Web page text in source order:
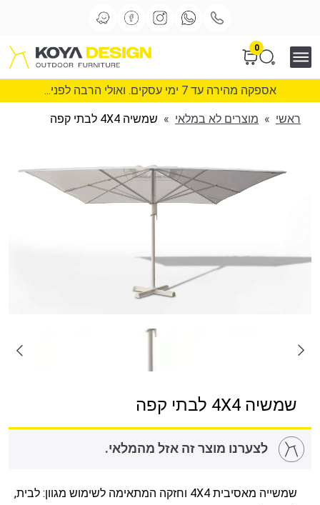
0
אספקה מהירה עד 7 ימי עסקים. ואולי הרבה לפני...
ראשי » מוצרים לא במלאי » שמשיה 4X4 לבתי קפה
שמשיה 4X4 לבתי קפה
לצערנו מוצר זה אזל מהמלאי.
שמשייה מאסיבית 4X4 וחזקה המתאימה לשימוש מגוון: לבית,